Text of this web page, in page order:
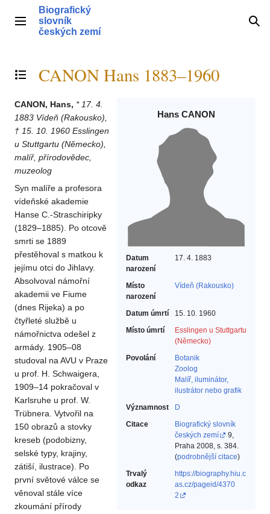
obsahHlavní menu
Biografický
slovník
českých zemí
Přepnout obsah
CANON Hans 1883–1960
Hans CANON
Datum
narození
17. 4. 1883
Místo
narození
Vídeň (Rakousko)
Datum úmrtí
15. 10. 1960
Místo úmrtí
Esslingen u Stuttgartu
(Německo)
Povolání
Botanik‎
Zoolog‎
Malíř, iluminátor,
ilustrátor nebo grafik‎
Významnost
D
Citace
Biografický slovník
českých zemí
9,
Praha 2008, s. 384.
(podrobnější citace)
Trvalý
odkaz
https://biography.hiu.c
as.cz/pageid/4370
2
CANON, Hans, * 17. 4.
1883 Vídeň (Rakousko),
† 15. 10. 1960 Esslingen
u Stuttgartu (Německo),
malíř, přírodovědec,
muzeolog
Syn malíře a profesora
vídeňské akademie
Hanse C.-Straschiripky
(1829–1885). Po otcově
smrti se 1889
přestěhoval s matkou k
jejímu otci do Jihlavy.
Absolvoval námořní
akademii ve Fiume
(dnes Rijeka) a po
čtyřleté službě u
námořnictva odešel z
armády. 1905–08
studoval na AVU v Praze
u prof. H. Schwaigera,
1909–14 pokračoval v
Karlsruhe u prof. W.
Trübnera. Vytvořil na
150 obrazů a stovky
kreseb (podobizny,
selské typy, krajiny,
zátiší, ilustrace). Po
první světové válce se
věnoval stále více
zkoumání přírody